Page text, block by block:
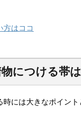
方はココ
につける帯
には大きなポイント